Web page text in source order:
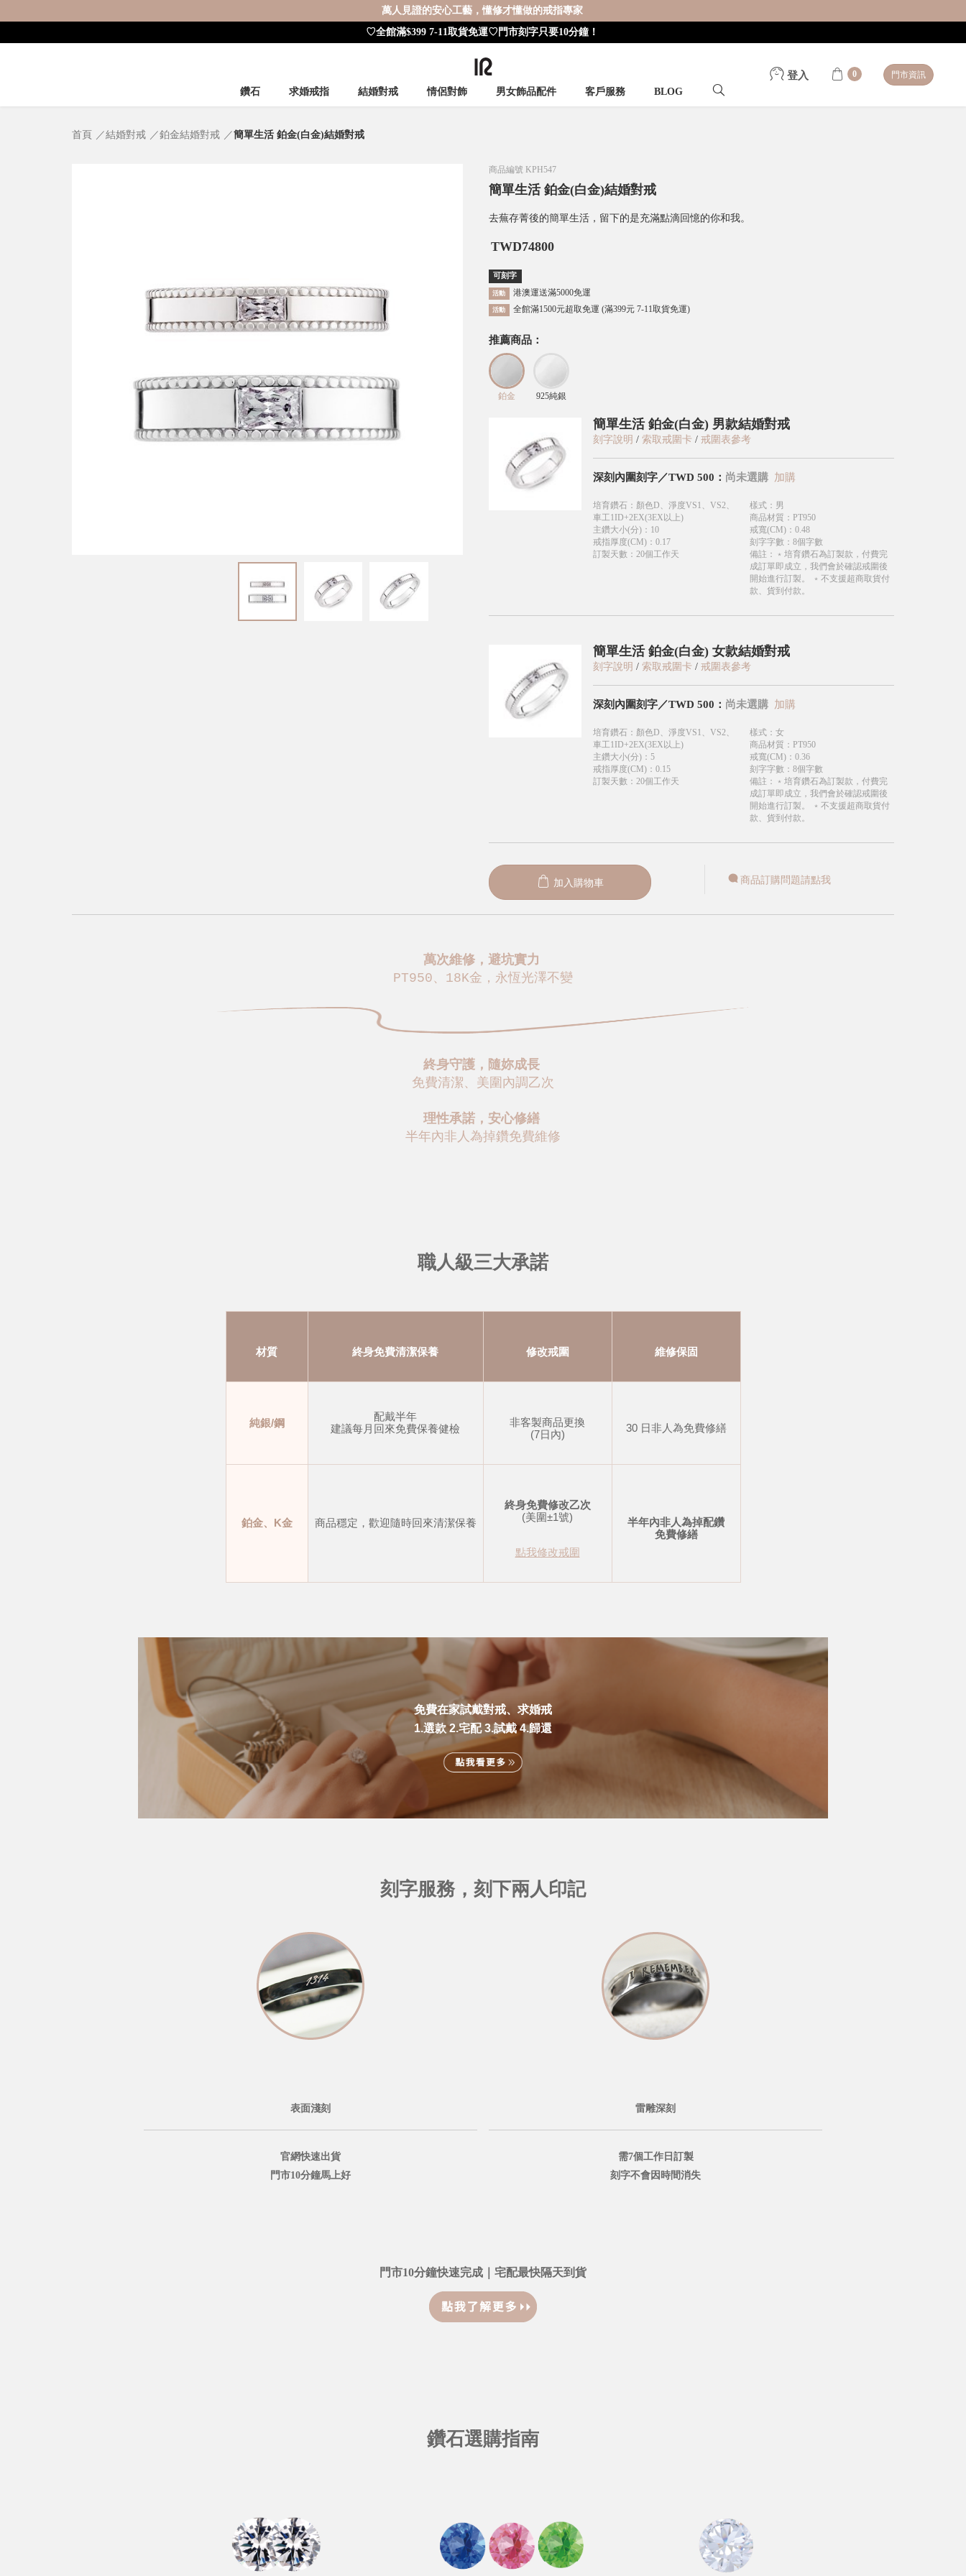
萬人見證的安心工藝，懂修才懂做的戒指專家
♡全館滿$399 7-11取貨免運♡門市刻字只要10分鐘！
鑽石 求婚戒指 結婚對戒 情侶對飾 男女飾品配件 客戶服務 BLOG
登入 0 門市資訊
首頁 結婚對戒 鉑金結婚對戒 簡單生活 鉑金(白金)結婚對戒
商品編號 KPH547
簡單生活 鉑金(白金)結婚對戒
去蕪存菁後的簡單生活，留下的是充滿點滴回憶的你和我。
TWD74800
可刻字
活動 港澳運送滿5000免運
活動 全館滿1500元超取免運 (滿399元 7-11取貨免運)
推薦商品：
鉑金 925純銀
簡單生活 鉑金(白金) 男款結婚對戒
刻字說明 / 索取戒圍卡 / 戒圍表參考
深刻內圍刻字／TWD 500 ： 尚未選購 加購
培育鑽石 ： 顏色D、淨度VS1、VS2、
車工1ID+2EX(3EX以上)
樣式： 男
商品材質 ： PT950
主鑽大小(分) ： 10 戒寬(CM)： 0.48
戒指厚度(CM) ： 0.17 刻字字數 ： 8個字數
訂製天數 ： 20個工作天 備註 ：
﹡培育鑽石為訂製款，付費完
成訂單即成立，我們會於確認戒圍後
開始進行訂製。 ﹡不支援超商取貨付
款、貨到付款。
簡單生活 鉑金(白金) 女款結婚對戒
刻字說明 / 索取戒圍卡 / 戒圍表參考
深刻內圍刻字／TWD 500 ： 尚未選購 加購
培育鑽石 ： 顏色D、淨度VS1、VS2、
車工1ID+2EX(3EX以上)
樣式： 女
商品材質 ： PT950
主鑽大小(分) ： 5 戒寬(CM)： 0.36
戒指厚度(CM) ： 0.15 刻字字數 ： 8個字數
訂製天數 ： 20個工作天 備註 ：
﹡培育鑽石為訂製款，付費完
成訂單即成立，我們會於確認戒圍後
開始進行訂製。 ﹡不支援超商取貨付
款、貨到付款。
加入購物車 商品訂購問題請點我
萬次維修，避坑實力
PT950、18K金，永恆光澤不變
終身守護，隨妳成長
免費清潔、美圍內調乙次
理性承諾，安心修繕
半年內非人為掉鑽免費維修
職人級三大承諾
材質 終身免費清潔保養 修改戒圍 維修保固
純銀/鋼
配戴半年
建議每月回來免費保養健檢
非客製商品更換
(7日內)
30 日非人為免費修繕
鉑金、K金 商品穩定，歡迎隨時回來清潔保養
終身免費修改乙次
(美圍±1號)
點我修改戒圍
半年內非人為掉配鑽
免費修繕
免費在家試戴對戒、求婚戒
1.選款 2.宅配 3.試戴 4.歸還
刻字服務，刻下兩人印記
表面淺刻
官網快速出貨
門市10分鐘馬上好
雷雕深刻
需7個工作日訂製
刻字不會因時間消失
門市10分鐘快速完成｜宅配最快隔天到貨
鑽石選購指南